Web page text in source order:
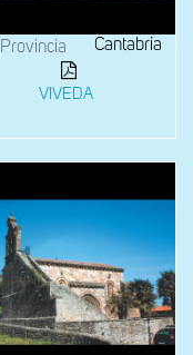
Provincia Cantabria
VIVEDA